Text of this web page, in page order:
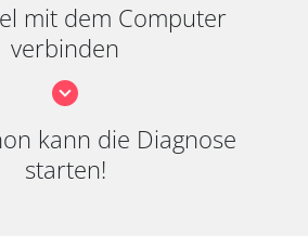
mit dem Computer
verbinden
kann die Diagnose
starten!